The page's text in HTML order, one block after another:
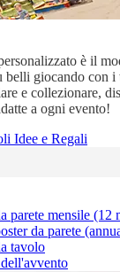
è il
belli giocando con
e collezionare,
a ogni evento!
Idee e Regali
parete mensile (12
da parete
tavolo